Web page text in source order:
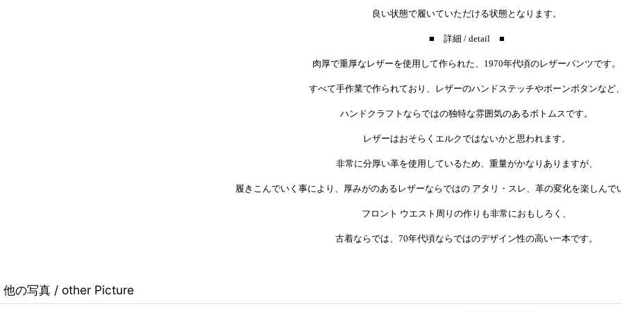
良い状態で履いていただける状態となります。
■ 詳細 / detail ■
肉厚で重厚なレザーを使用して作られた、1970年代頃のレザーパンツです。
すべて手作業で作られており、レザーのハンドステッチやボーンボタンなど、
ハンドクラフトならではの独特な雰囲気のあるボトムスです。
レザーはおそらくエルクではないかと思われます。
非常に分厚い革を使用しているため、重量がかなりありますが、
履きこんでいく事により、厚みがのあるレザーならではの アタリ・スレ、革の変化を楽しんで
フロント ウエスト周りの作りも非常におもしろく、
古着ならでは、70年代頃ならではのデザイン性の高い一本です。
他の写真 / other Picture